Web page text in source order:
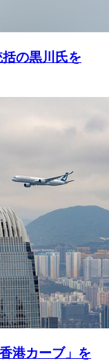
の黒川氏を
港カーブ」を